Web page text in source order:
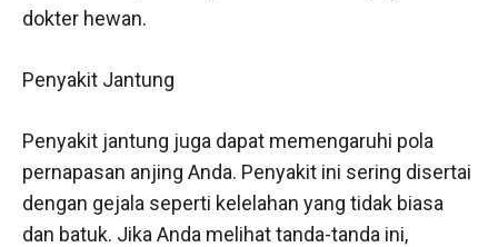
dokter hewan.
Penyakit Jantung
Penyakit jantung juga dapat memengaruhi pola
pernapasan anjing Anda. Penyakit ini sering disertai
dengan gejala seperti kelelahan yang tidak biasa
dan batuk. Jika Anda melihat tanda-tanda ini,